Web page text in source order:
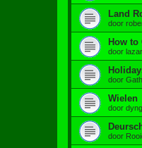
Land
door
How to
door
door
Wielen
door
door